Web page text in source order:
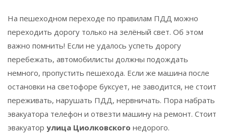
На пешеходном переходе по правилам ПДД можно
переходить дорогу только на зелёный свет. Об этом
важно помнить! Если не удалось успеть дорогу
перебежать, автомобилисты должны подождать
немного, пропустить пешехода. Если же машина после
остановки на светофоре буксует, не заводится, не стоит
переживать, нарушать ПДД, нервничать. Пора набрать
эвакуатора телефон и отвезти машину на ремонт. Стоит
эвакуатор улица Циолковского недорого.